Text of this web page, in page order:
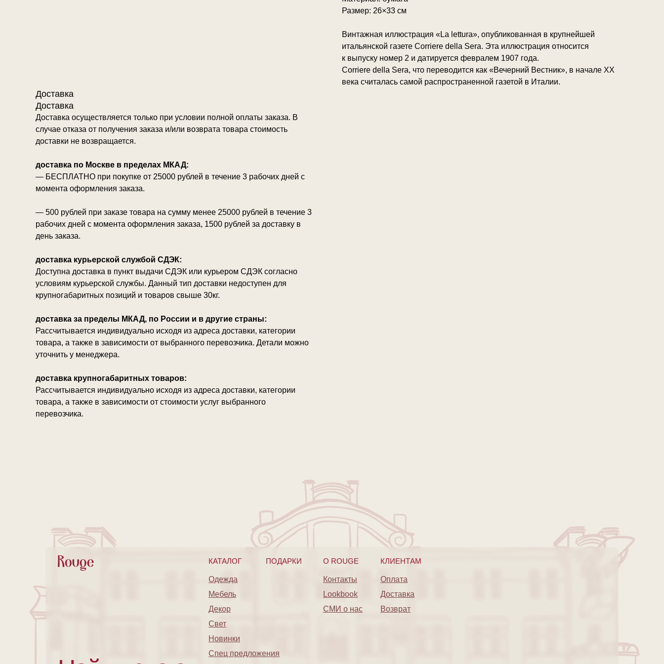
Размер: 26×33 см
Винтажная иллюстрация «La lettura», опубликованная в крупнейшей
итальянской газете Corriere della Sera. Эта иллюстрация относится
к выпуску номер 2 и датируется февралем 1907 года.
Corriere della Sera, что переводится как «Вечерний Вестник», в начале XX
века считалась самой распространенной газетой в Италии.
Доставка
Доставка
Доставка осуществляется только при условии полной оплаты заказа. В
случае отказа от получения заказа и/или возврата товара стоимость
доставки не возвращается.
доставка по Москве в пределах МКАД:
— БЕСПЛАТНО при покупке от 25000 рублей в течение 3 рабочих дней с
момента оформления заказа.
— 500 рублей при заказе товара на сумму менее 25000 рублей в течение 3
рабочих дней с момента оформления заказа, 1500 рублей за доставку в
день заказа.
доставка курьерской службой СДЭК:
Доступна доставка в пункт выдачи СДЭК или курьером СДЭК согласно
условиям курьерской службы. Данный тип доставки недоступен для
крупногабаритных позиций и товаров свыше 30кг.
доставка за пределы МКАД, по России и в другие страны:
Рассчитывается индивидуально исходя из адреса доставки, категории
товара, а также в зависимости от выбранного перевозчика. Детали можно
уточнить у менеджера.
доставка крупногабаритных товаров:
Рассчитывается индивидуально исходя из адреса доставки, категории
товара, а также в зависимости от стоимости услуг выбранного
перевозчика.
КАТАЛОГ ПОДАРКИ O ROUGE КЛИЕНТАМ
Одежда
Мебель
Декор
Свет
Новинки
Спец предложения
Контакты
Lookbook
СМИ о нас
Оплата
Доставка
Возврат